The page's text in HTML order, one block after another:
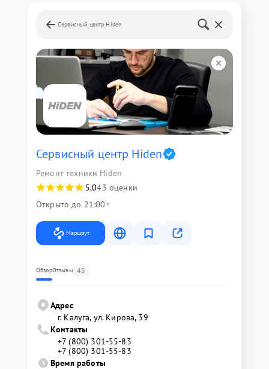
Сервисный центр Hiden
Сервисный центр Hiden
Ремонт техники Hiden
5,043 оценки
Открыто до 21:00
Маршрут
ОбзорОтзывы 45
Адрес
г. Калуга, ул. Кирова, 39
Контакты
+7 (800) 301-55-83
+7 (800) 301-55-83
Время работы